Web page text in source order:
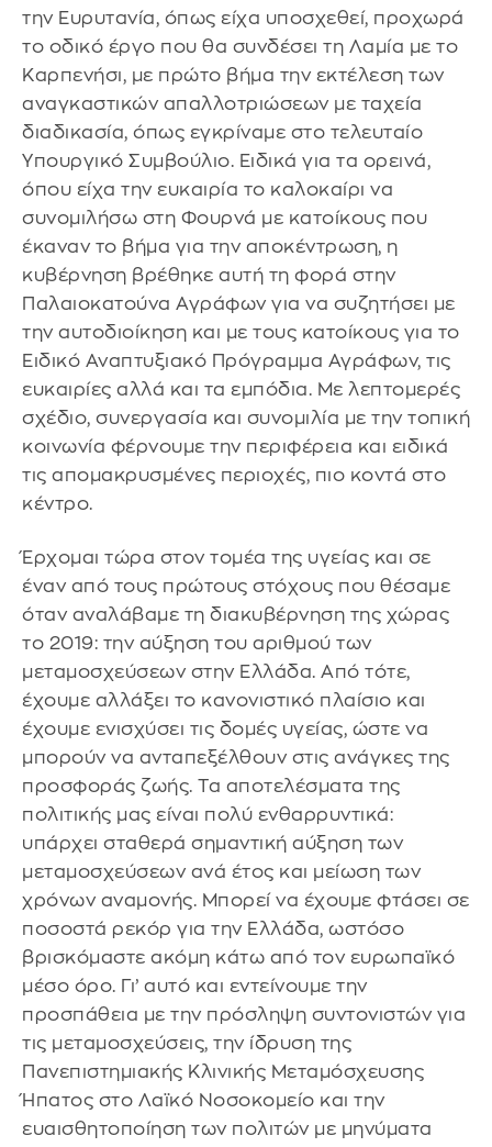
την Ευρυτανία, όπως είχα υποσχεθεί, προχωρά
το οδικό έργο που θα συνδέσει τη Λαμία με το
Καρπενήσι, με πρώτο βήμα την εκτέλεση των
αναγκαστικών απαλλοτριώσεων με ταχεία
διαδικασία, όπως εγκρίναμε στο τελευταίο
Υπουργικό Συμβούλιο. Ειδικά για τα ορεινά,
όπου είχα την ευκαιρία το καλοκαίρι να
συνομιλήσω στη Φουρνά με κατοίκους που
έκαναν το βήμα για την αποκέντρωση, η
κυβέρνηση βρέθηκε αυτή τη φορά στην
Παλαιοκατούνα Αγράφων για να συζητήσει με
την αυτοδιοίκηση και με τους κατοίκους για το
Ειδικό Αναπτυξιακό Πρόγραμμα Αγράφων, τις
ευκαιρίες αλλά και τα εμπόδια. Με λεπτομερές
σχέδιο, συνεργασία και συνομιλία με την τοπική
κοινωνία φέρνουμε την περιφέρεια και ειδικά
τις απομακρυσμένες περιοχές, πιο κοντά στο
κέντρο.
Έρχομαι τώρα στον τομέα της υγείας και σε
έναν από τους πρώτους στόχους που θέσαμε
όταν αναλάβαμε τη διακυβέρνηση της χώρας
το 2019: την αύξηση του αριθμού των
μεταμοσχεύσεων στην Ελλάδα. Από τότε,
έχουμε αλλάξει το κανονιστικό πλαίσιο και
έχουμε ενισχύσει τις δομές υγείας, ώστε να
μπορούν να ανταπεξέλθουν στις ανάγκες της
προσφοράς ζωής. Τα αποτελέσματα της
πολιτικής μας είναι πολύ ενθαρρυντικά:
υπάρχει σταθερά σημαντική αύξηση των
μεταμοσχεύσεων ανά έτος και μείωση των
χρόνων αναμονής. Μπορεί να έχουμε φτάσει σε
ποσοστά ρεκόρ για την Ελλάδα, ωστόσο
βρισκόμαστε ακόμη κάτω από τον ευρωπαϊκό
μέσο όρο. Γι’ αυτό και εντείνουμε την
προσπάθεια με την πρόσληψη συντονιστών για
τις μεταμοσχεύσεις, την ίδρυση της
Πανεπιστημιακής Κλινικής Μεταμόσχευσης
Ήπατος στο Λαϊκό Νοσοκομείο και την
ευαισθητοποίηση των πολιτών με μηνύματα